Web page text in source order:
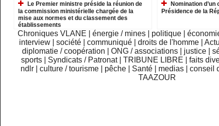
Le Premier ministre préside la réunion de
la commission ministérielle chargée de la
mise aux normes et du classement des
établissements
Nomination
Présidence de la
Chroniques VLANE énergie / mines politique
interview
|société |communiqué |droits de l'homme |
diplomatie / coopération
ONG / associations justice
sports
Syndicats / Patronat TRIBUNE LIBRE
faits
ndlr
|culture / tourisme pêche Santé medias |conseil
TAAZOUR